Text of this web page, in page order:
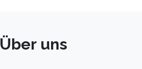
Über uns